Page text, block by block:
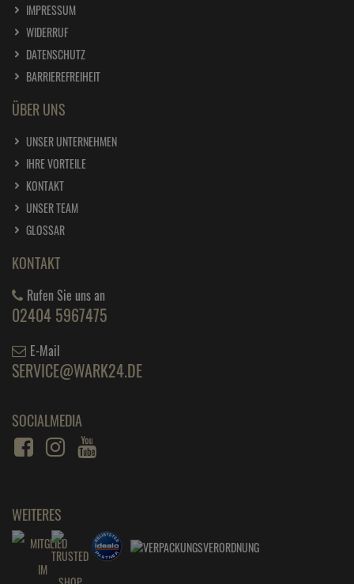
IMPRESSUM
WIDERRUF
DATENSCHUTZ
BARRIEREFREIHEIT
ÜBER UNS
UNSER UNTERNEHMEN
IHRE VORTEILE
KONTAKT
UNSER TEAM
GLOSSAR
KONTAKT
Rufen Sie uns an
02404 5967475
E-Mail
SERVICE@WARK24.DE
SOCIALMEDIA
WEITERES